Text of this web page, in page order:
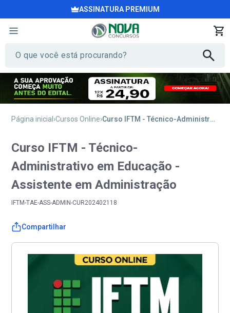
ASSINATURA PREMIUM
Página inicial Cursos Online Curso IFTM - Técnico-Administrativo em Educação - Assistente em Administração
Curso IFTM - Técnico-
Administrativo em Educação -
Assistente em Administração
IFTM-TAE-ASS-ADMIN-CUR202402118
Compartilhar